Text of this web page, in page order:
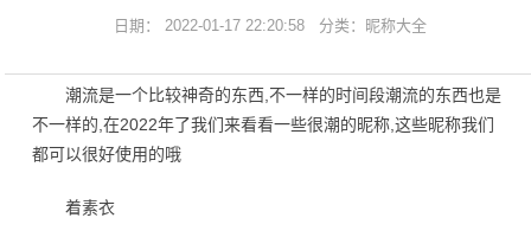
日期： 2022-01-17 22:20:58 分类： 昵称大全
潮流是一个比较神奇的东西,不一样的时间段潮流的东西也是
不一样的,在2022年了我们来看看一些很潮的昵称,这些昵称我们
都可以很好使用的哦
着素衣